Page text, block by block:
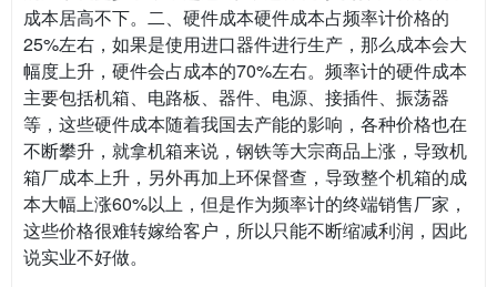
成本居高不下。二、硬件成本硬件成本占频率计价格的
25%左右，如果是使用进口器件进行生产，那么成本会大
幅度上升，硬件会占成本的70%左右。频率计的硬件成本
主要包括机箱、电路板、器件、电源、接插件、振荡器
等，这些硬件成本随着我国去产能的影响，各种价格也在
不断攀升，就拿机箱来说，钢铁等大宗商品上涨，导致机
箱厂成本上升，另外再加上环保督查，导致整个机箱的成
本大幅上涨60%以上，但是作为频率计的终端销售厂家，
这些价格很难转嫁给客户，所以只能不断缩减利润，因此
说实业不好做。